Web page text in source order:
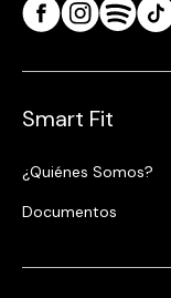
Smart Fit
¿Quiénes Somos?
Documentos